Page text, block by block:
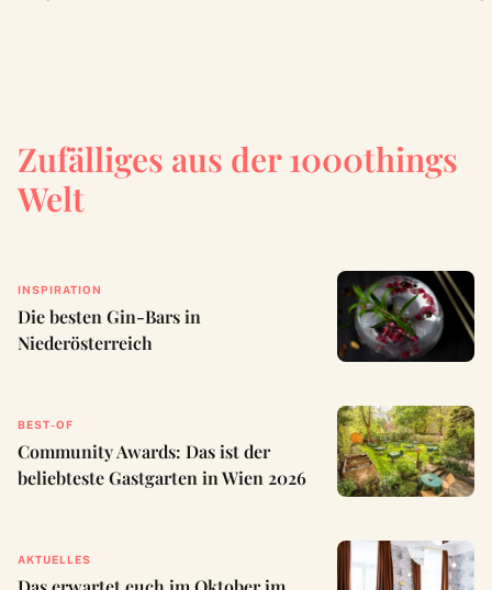
Zufälliges aus der 1000things
Welt
INSPIRATION
Die besten Gin-Bars in
Niederösterreich
BEST-OF
Community Awards: Das ist der
beliebteste Gastgarten in Wien 2026
AKTUELLES